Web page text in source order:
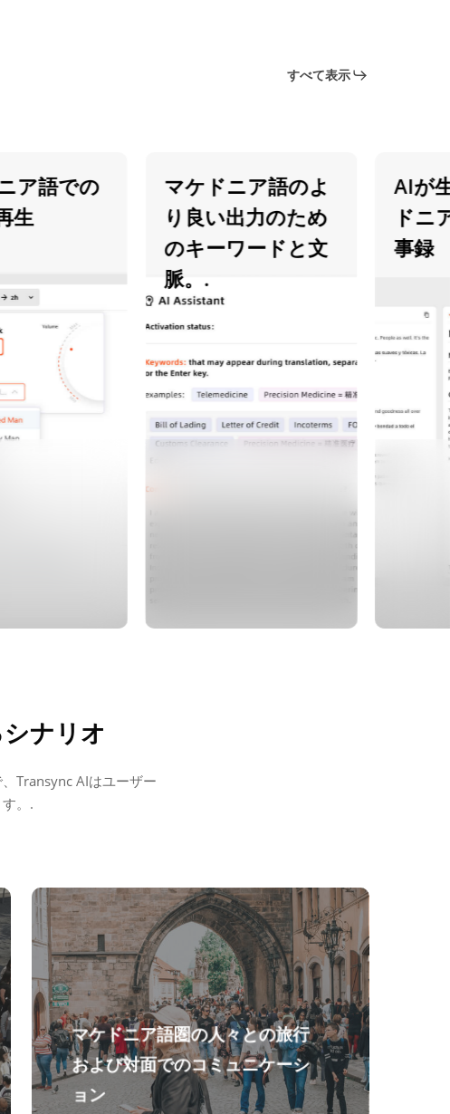
すべて表示
語での
マケドニア語のよ
り良い出力のため
のキーワードと文
脈。.
AIが生
ドニア
事録
ナリオ
Transync AIはユーザー
。.
マケドニア語圏の人々との旅行
および対面でのコミュニケーシ
ョン